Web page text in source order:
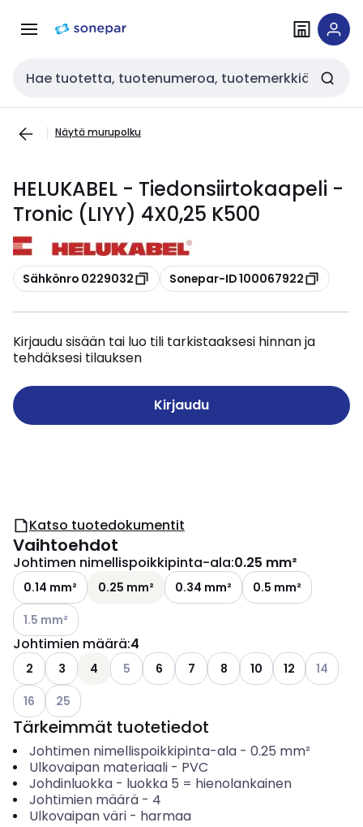
navigointiinsisältöön
Haku
Näytä murupolku
HELUKABEL - Tiedonsiirtokaapeli -
Tronic (LIYY) 4X0,25 K500
Kopioi
Sähkönro 0229032 Kopioi
Sonepar-ID 100067922
Kirjaudu sisään tai luo tili tarkistaaksesi hinnan ja
tehdäksesi tilauksen
Kirjaudu
Katso tuotedokumentit
Vaihtoehdot
Johtimen nimellispoikkipinta-ala:0.25 mm²
0.14 mm² 0.25 mm² 0.34 mm²
0.5 mm²
Katso käytettävissä olevat vaihtoehdot
1.5 mm²
Johtimien määrä:4
2 3 4 Katso käytettävissä olevat vaihtoehdot
5 6 7 8 10 12 Katso
14
Katso käytettävissä olevat vaihtoehdot
16 Katso käytettävissä olevat vaihtoehdot
25
Tärkeimmät tuotetiedot
Johtimen nimellispoikkipinta-ala- 0.25 mm²
Ulkovaipan materiaali- PVC
Johdinluokka- luokka 5 = hienolankainen
Johtimien määrä- 4
Ulkovaipan väri- harmaa